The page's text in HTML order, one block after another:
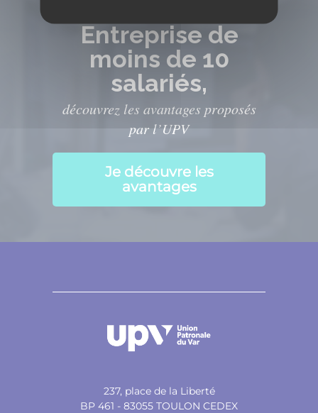
Entreprise de
moins de 10
salariés,
découvrez les avantages proposés
par l’UPV
Je découvre les
avantages
237, place de la Liberté
BP 461 - 83055 TOULON CEDEX